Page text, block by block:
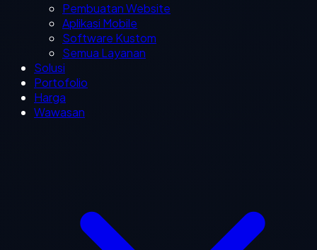
Pembuatan Website
Aplikasi Mobile
Software Kustom
Semua Layanan
Solusi
Portofolio
Harga
Wawasan